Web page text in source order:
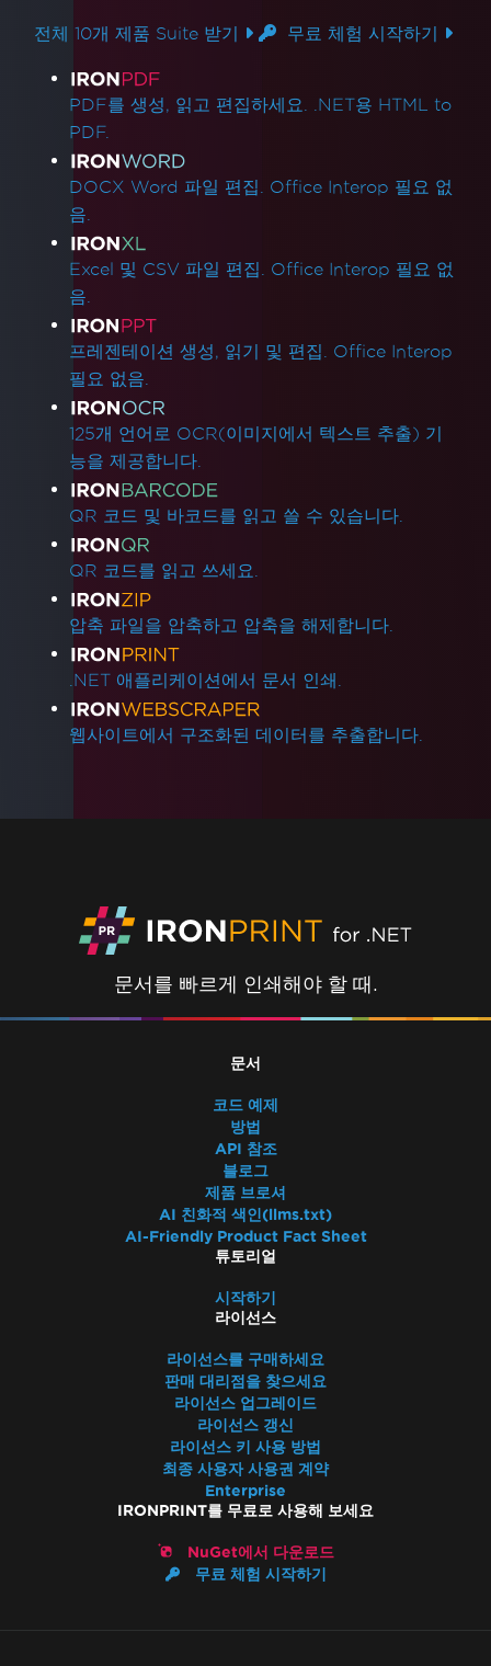
전체 10개 제품 Suite 받기 무료 체험 시작하기
제품 링크
PDF를 생성, 읽고 편집하세요. .NET용 HTML to
PDF.
DOCX Word 파일 편집. Office Interop 필요 없
음.
Excel 및 CSV 파일 편집. Office Interop 필요 없
음.
프레젠테이션 생성, 읽기 및 편집. Office Interop
필요 없음.
125개 언어로 OCR(이미지에서 텍스트 추출) 기
능을 제공합니다.
QR 코드 및 바코드를 읽고 쓸 수 있습니다.
QR 코드를 읽고 쓰세요.
압축 파일을 압축하고 압축을 해제합니다.
.NET 애플리케이션에서 문서 인쇄.
웹사이트에서 구조화된 데이터를 추출합니다.
문서를 빠르게 인쇄해야 할 때.
문서
코드 예제
방법
API 참조
블로그
제품 브로셔
AI 친화적 색인(llms.txt)
AI-Friendly Product Fact Sheet
튜토리얼
시작하기
라이선스
라이선스를 구매하세요
판매 대리점을 찾으세요
라이선스 업그레이드
라이선스 갱신
라이선스 키 사용 방법
최종 사용자 사용권 계약
Enterprise
IRONPRINT를 무료로 사용해 보세요
NuGet에서 다운로드
무료 체험 시작하기